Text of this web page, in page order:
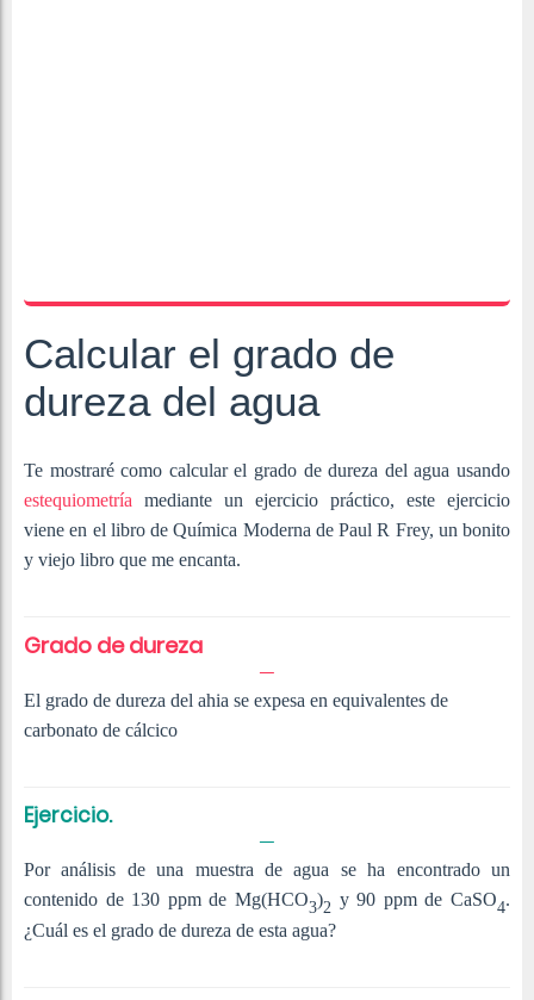
Calcular el grado de
dureza del agua
Te mostraré como calcular el grado de dureza del agua usando
estequiometría mediante un ejercicio práctico, este ejercicio
viene en el libro de Química Moderna de Paul R Frey, un bonito
y viejo libro que me encanta.
Grado de dureza
El grado de dureza del ahia se expesa en equivalentes de
carbonato de cálcico
Ejercicio.
Por análisis de una muestra de agua se ha encontrado un
contenido de 130 ppm de Mg(HCO3)2 y 90 ppm de CaSO4.
¿Cuál es el grado de dureza de esta agua?